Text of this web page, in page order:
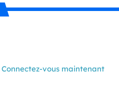
Connectez-vous maintenant